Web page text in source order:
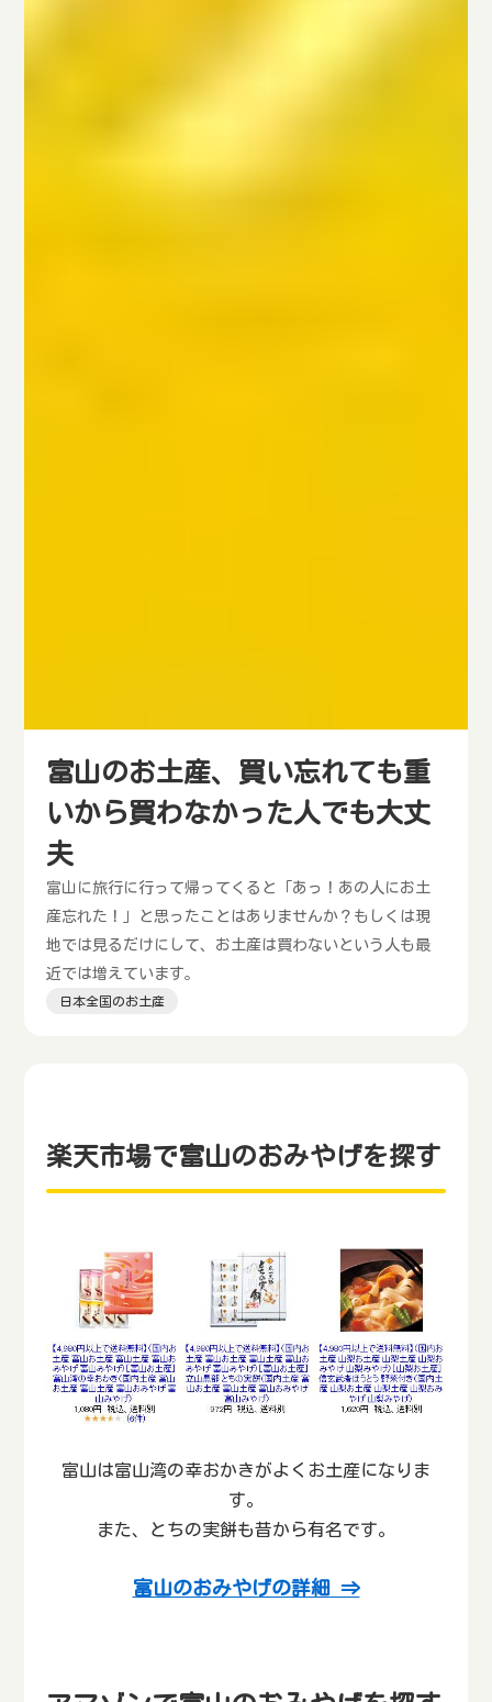
富山のお土産、買い忘れても重
いから買わなかった人でも大丈
夫
富山に旅行に行って帰ってくると「あっ！あの人にお土
産忘れた！」と思ったことはありませんか？もしくは現
地では見るだけにして、お土産は買わないという人も最
近では増えています。
日本全国のお土産
楽天市場で富山のおみやげを探す
富山は富山湾の幸おかきがよくお土産になりま
す。
また、とちの実餅も昔から有名です。
富山のおみやげの詳細 ⇒